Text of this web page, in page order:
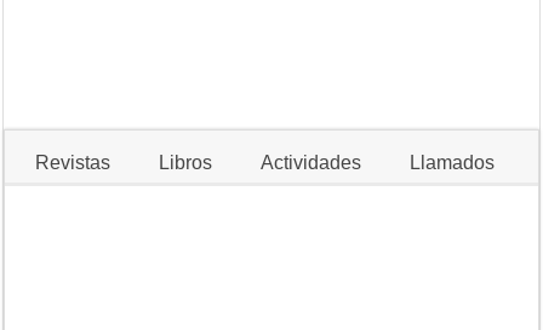
Revistas Libros Actividades Llamados